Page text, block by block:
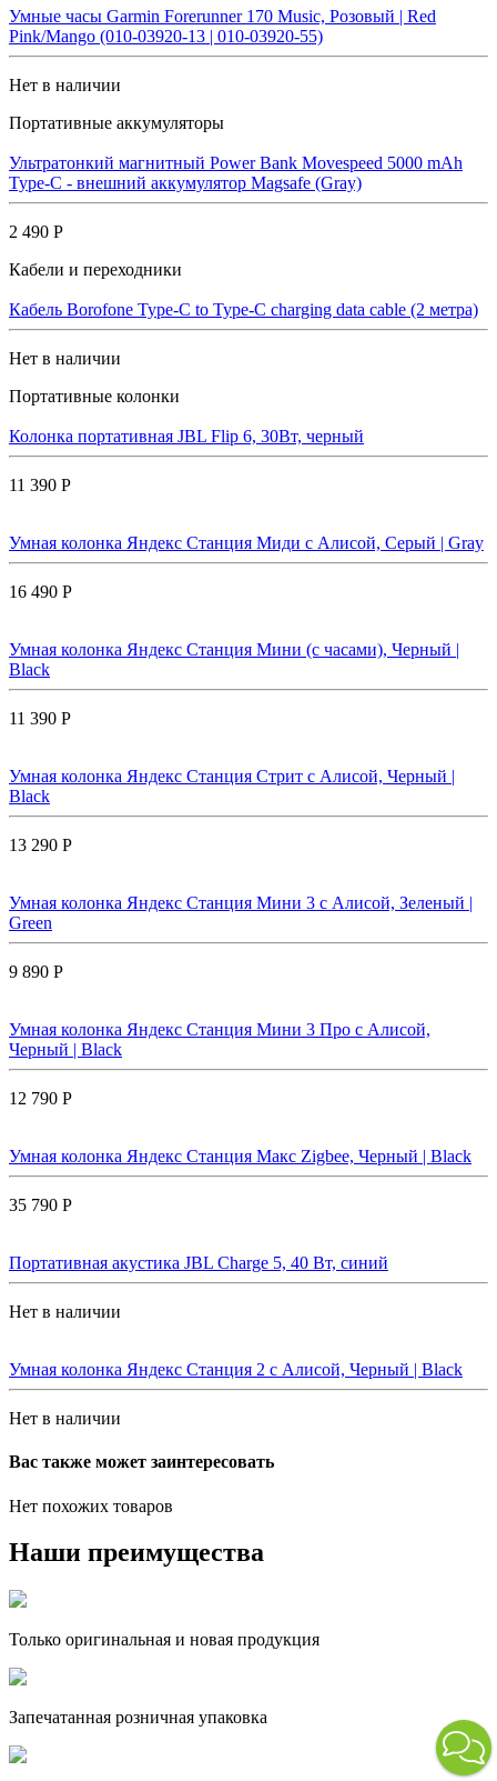
Умные часы Garmin Forerunner 170 Music, Розовый | Red
Pink/Mango (010-03920-13 | 010-03920-55)
Нет в наличии
Портативные аккумуляторы
Ультратонкий магнитный Power Bank Movespeed 5000 mAh
Type-C - внешний аккумулятор Magsafe (Gray)
2 490 Р
Кабели и переходники
Кабель Borofone Type-C to Type-C charging data cable (2 метра)
Нет в наличии
Портативные колонки
Колонка портативная JBL Flip 6, 30Вт, черный
11 390 Р
Умная колонка Яндекс Станция Миди с Алисой, Cерый | Gray
16 490 Р
Умная колонка Яндекс Станция Мини (с часами), Черный |
Black
11 390 Р
Умная колонка Яндекс Станция Стрит с Алисой, Черный |
Black
13 290 Р
Умная колонка Яндекс Станция Мини 3 с Алисой, Зеленый |
Green
9 890 Р
Умная колонка Яндекс Станция Мини 3 Про с Алисой,
Черный | Black
12 790 Р
Умная колонка Яндекс Станция Макс Zigbee, Черный | Black
35 790 Р
Портативная акустика JBL Charge 5, 40 Вт, синий
Нет в наличии
Умная колонка Яндекс Станция 2 с Алисой, Черный | Black
Нет в наличии
Вас также может заинтересовать
Нет похожих товаров
Наши преимущества
Только оригинальная и новая продукция
Запечатанная розничная упаковка